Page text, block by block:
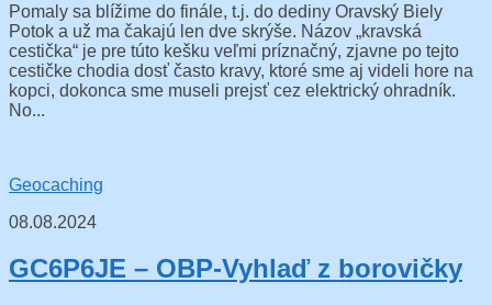
Pomaly sa blížime do finále, t.j. do dediny Oravský Biely
Potok a už ma čakajú len dve skrýše. Názov „kravská
cestička“ je pre túto kešku veľmi príznačný, zjavne po tejto
cestičke chodia dosť často kravy, ktoré sme aj videli hore na
kopci, dokonca sme museli prejsť cez elektrický ohradník.
No...
Geocaching
08.08.2024
GC6P6JE – OBP-Vyhlaď z borovičky